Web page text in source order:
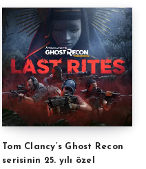
Tom Clancy’s Ghost Recon
serisinin 25. yılı özel